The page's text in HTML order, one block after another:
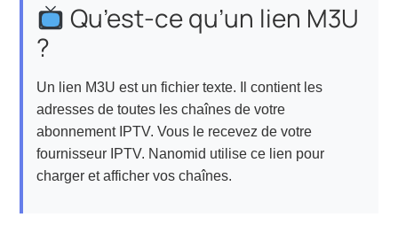
Qu’est-ce qu’un lien M3U
?
Un lien M3U est un fichier texte. Il contient les
adresses de toutes les chaînes de votre
abonnement IPTV. Vous le recevez de votre
fournisseur IPTV. Nanomid utilise ce lien pour
charger et afficher vos chaînes.